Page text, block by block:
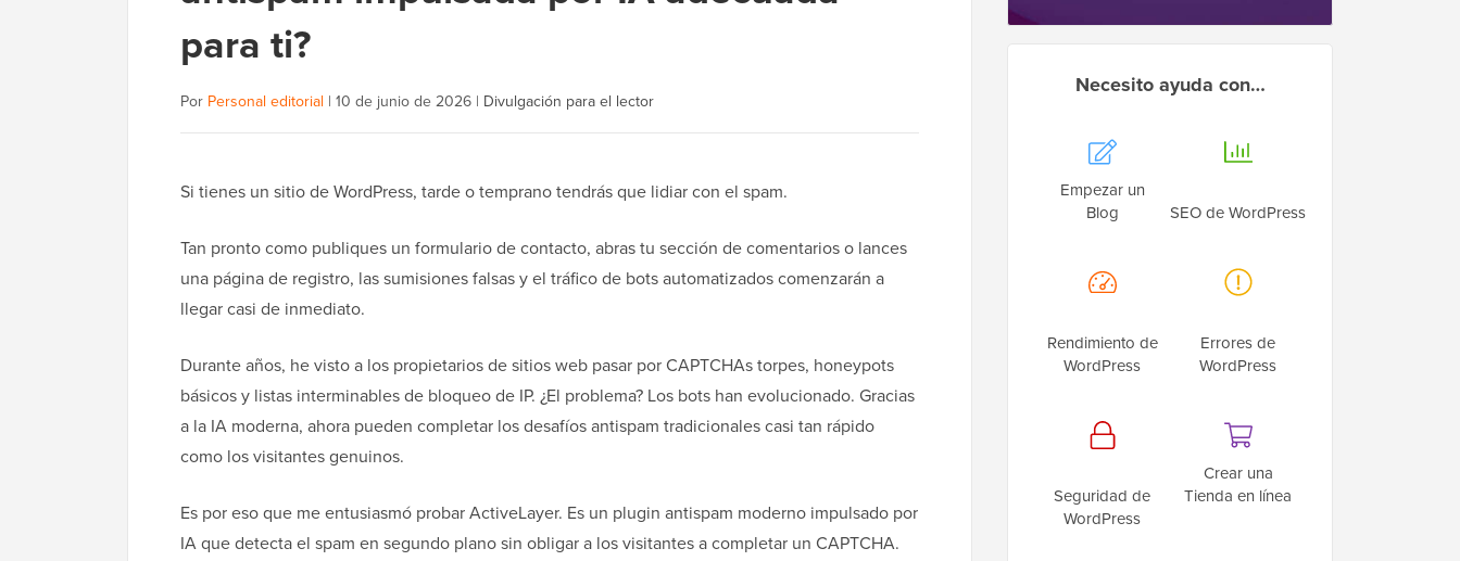
para ti?
Por Personal editorial | 10 de junio de 2026 | Divulgación para el lector
Si tienes un sitio de WordPress, tarde o temprano tendrás que lidiar con el spam.
Tan pronto como publiques un formulario de contacto, abras tu sección de comentarios o lances
una página de registro, las sumisiones falsas y el tráfico de bots automatizados comenzarán a
llegar casi de inmediato.
Durante años, he visto a los propietarios de sitios web pasar por CAPTCHAs torpes, honeypots
básicos y listas interminables de bloqueo de IP. ¿El problema? Los bots han evolucionado. Gracias
a la IA moderna, ahora pueden completar los desafíos antispam tradicionales casi tan rápido
como los visitantes genuinos.
Es por eso que me entusiasmó probar ActiveLayer. Es un plugin antispam moderno impulsado por
IA que detecta el spam en segundo plano sin obligar a los visitantes a completar un CAPTCHA.
Necesito ayuda con…
Empezar un
Blog
SEO de WordPress
Rendimiento de
WordPress
Errores de
WordPress
Seguridad de
WordPress
Crear una
Tienda en línea